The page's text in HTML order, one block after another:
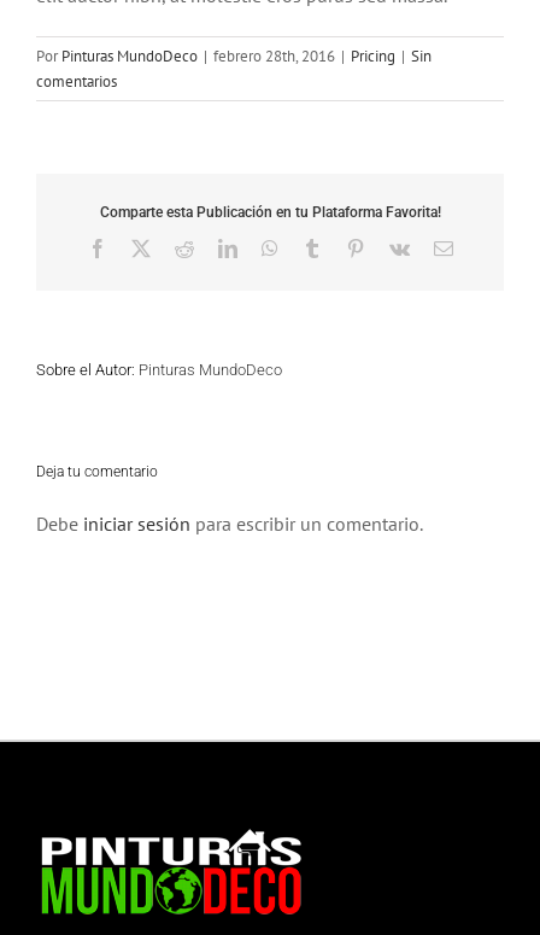
PorPinturas MundoDeco | febrero 28th, 2016 | Pricing | Sin
comentarios
Comparte esta Publicación en tu Plataforma Favorita!
Facebook RedditLinkedInWhatsApp
Tumblr Pinterest
Vk
Correo
Sobre el Autor: Pinturas MundoDeco
Deja tu comentario
Debe iniciar sesión para escribir un comentario.